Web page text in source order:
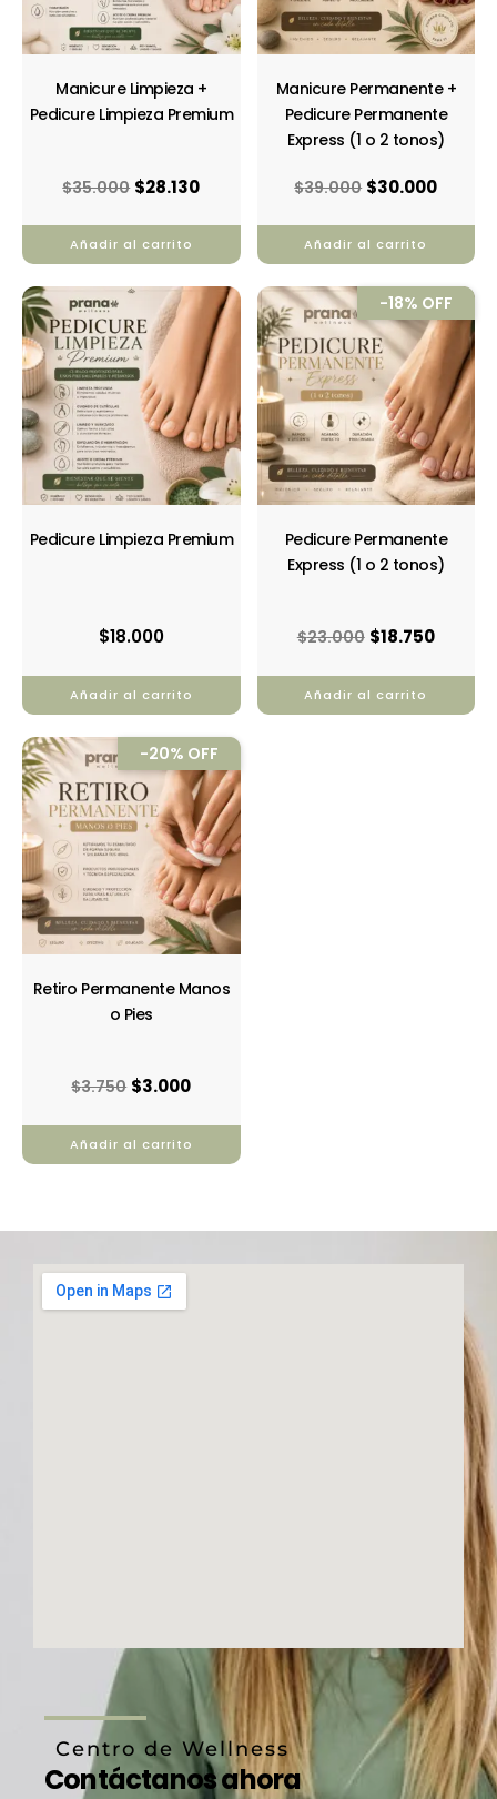
Manicure Limpieza +
Pedicure Limpieza Premium
$35.000 $28.130
Añadir al carrito
Manicure Permanente +
Pedicure Permanente
Express (1 o 2 tonos)
$39.000 $30.000
Añadir al carrito
Pedicure Limpieza Premium
$18.000
Añadir al carrito
-18% OFF
Pedicure Permanente
Express (1 o 2 tonos)
$23.000
precio
original
era:
$23.000.
$18.750
El
precio
actual
es:
Añadir al carrito
-20% OFF
Retiro Permanente Manos
o Pies
$3.750
precio
original
era:
$3.750.
$3.000
El
precio
actual
es:
$3.000.
Añadir al carrito
Centro de Wellness
Contáctanos ahora